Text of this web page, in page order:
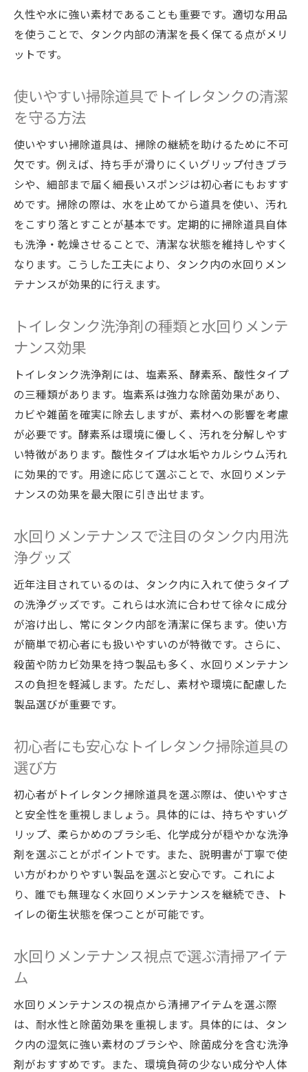
水回りメンテナンスで快適なトイレタンク
掃除法
水回りメンテナンスで清潔を保つ快適な方
法
タンク掃除の負担を減らす水回り対策
掃除が続く水回りメンテナンスの秘訣
久性や水に強い素材であることも重要です。適切な用品
を使うことで、タンク内部の清潔を長く保てる点がメリ
ットです。
使いやすい掃除道具でトイレタンクの清潔
を守る方法
使いやすい掃除道具は、掃除の継続を助けるために不可
欠です。例えば、持ち手が滑りにくいグリップ付きブラ
シや、細部まで届く細長いスポンジは初心者にもおすす
めです。掃除の際は、水を止めてから道具を使い、汚れ
をこすり落とすことが基本です。定期的に掃除道具自体
も洗浄・乾燥させることで、清潔な状態を維持しやすく
なります。こうした工夫により、タンク内の水回りメン
テナンスが効果的に行えます。
トイレタンク洗浄剤の種類と水回りメンテ
ナンス効果
トイレタンク洗浄剤には、塩素系、酵素系、酸性タイプ
の三種類があります。塩素系は強力な除菌効果があり、
カビや雑菌を確実に除去しますが、素材への影響を考慮
が必要です。酵素系は環境に優しく、汚れを分解しやす
い特徴があります。酸性タイプは水垢やカルシウム汚れ
に効果的です。用途に応じて選ぶことで、水回りメンテ
ナンスの効果を最大限に引き出せます。
水回りメンテナンスで注目のタンク内用洗
浄グッズ
近年注目されているのは、タンク内に入れて使うタイプ
の洗浄グッズです。これらは水流に合わせて徐々に成分
が溶け出し、常にタンク内部を清潔に保ちます。使い方
が簡単で初心者にも扱いやすいのが特徴です。さらに、
殺菌や防カビ効果を持つ製品も多く、水回りメンテナン
スの負担を軽減します。ただし、素材や環境に配慮した
製品選びが重要です。
初心者にも安心なトイレタンク掃除道具の
選び方
初心者がトイレタンク掃除道具を選ぶ際は、使いやすさ
と安全性を重視しましょう。具体的には、持ちやすいグ
リップ、柔らかめのブラシ毛、化学成分が穏やかな洗浄
剤を選ぶことがポイントです。また、説明書が丁寧で使
い方がわかりやすい製品を選ぶと安心です。これによ
り、誰でも無理なく水回りメンテナンスを継続でき、ト
イレの衛生状態を保つことが可能です。
水回りメンテナンス視点で選ぶ清掃アイテ
ム
水回りメンテナンスの視点から清掃アイテムを選ぶ際
は、耐水性と除菌効果を重視します。具体的には、タン
ク内の湿気に強い素材のブラシや、除菌成分を含む洗浄
剤がおすすめです。また、環境負荷の少ない成分や人体